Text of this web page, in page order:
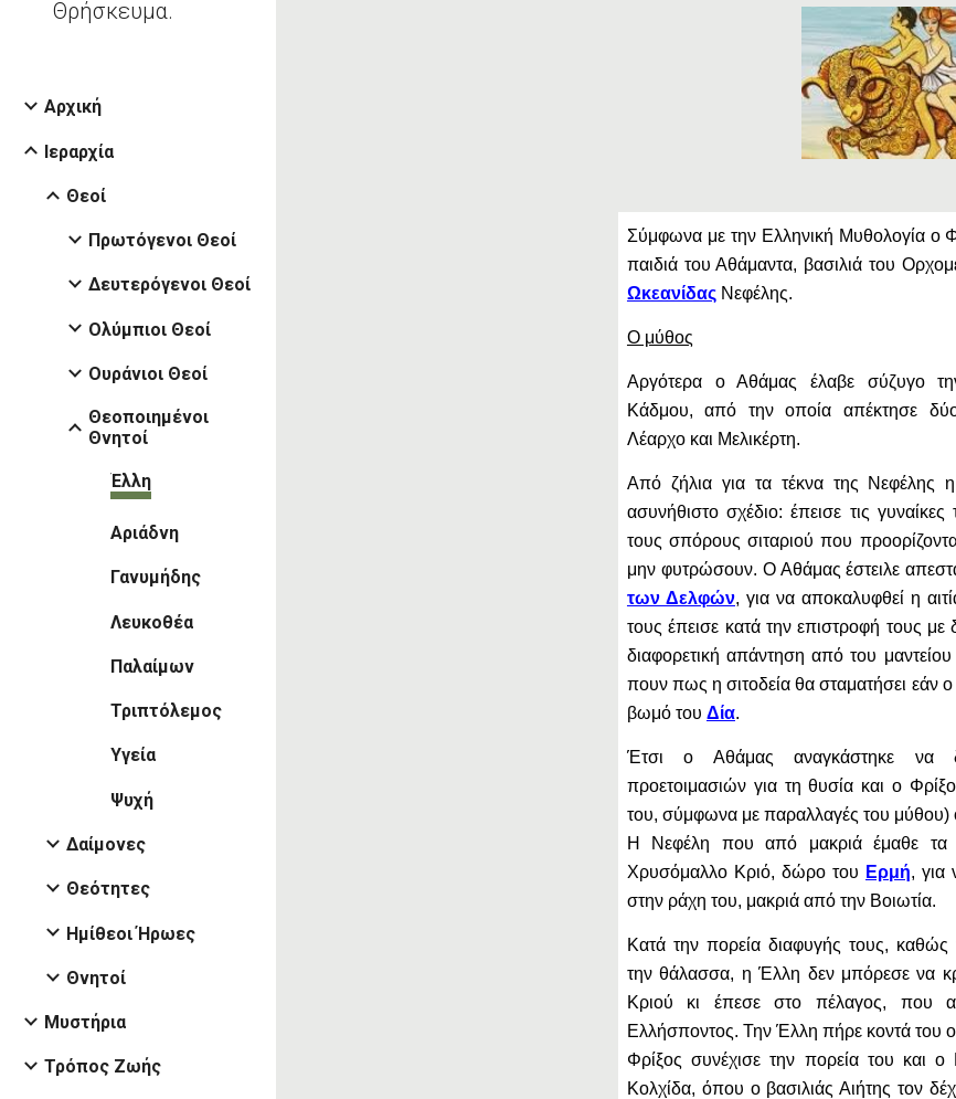
Θρήσκευμα.
Αρχική
Ιεραρχία
Θεοί
Πρωτόγενοι Θεοί
Δευτερόγενοι Θεοί
Ολύμπιοι Θεοί
Ουράνιοι Θεοί
Θεοποιημένοι
Θνητοί
Έλλη
Αριάδνη
Γανυμήδης
Λευκοθέα
Παλαίμων
Τριπτόλεμος
Υγεία
Ψυχή
Δαίμονες
Θεότητες
Ημίθεοι Ήρωες
Θνητοί
Μυστήρια
Τρόπος Ζωής
Σύμφωνα με την Ελληνική Μυθολογία ο
παιδιά του Αθάμαντα, βασιλιά του
ΩκεανίδαςΝεφέλης.
Ο μύθος
Αργότερα ο Αθάμας έλαβε σύζυγο
Κάδμου, από την οποία απέκτησε
Λέαρχο και Μελικέρτη.
Από ζήλια για τα τέκνα της Νεφέλης
ασυνήθιστο σχέδιο: έπεισε τις
τους σπόρους σιταριού που
μην φυτρώσουν. Ο Αθάμας έστειλε
των Δελφών, για να αποκαλυφθεί η
τους έπεισε κατά την επιστροφή τους
διαφορετική απάντηση από του
πουν πως η σιτοδεία θα σταματήσει εάν ο
βωμό του Δία.
Έτσι ο Αθάμας αναγκάστηκε να
προετοιμασιών για τη θυσία και ο
του, σύμφωνα με παραλλαγές του
Η Νεφέλη που από μακριά έμαθε τα
Χρυσόμαλλο Κριό, δώρο του Ερμή, για
στην ράχη του, μακριά από την Βοιωτία.
Κατά την πορεία διαφυγής τους,
την θάλασσα, η Έλλη δεν μπόρεσε να
Κριού κι έπεσε στο πέλαγος, που
Ελλήσποντος. Την Έλλη πήρε κοντά του
Φρίξος συνέχισε την πορεία του και ο
Κολχίδα, όπου ο βασιλιάς Αιήτης τον